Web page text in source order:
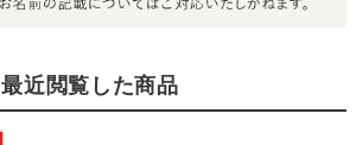
最近閲覧した商品